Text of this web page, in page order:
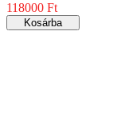
118000 Ft
Kosárba